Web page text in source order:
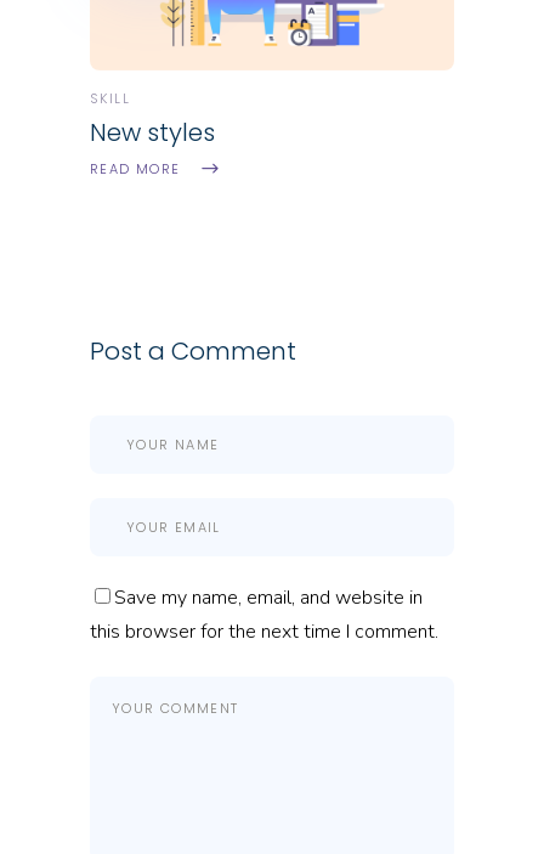
SKILL
New styles
READ MORE
Post a Comment
Save my name, email, and website in
this browser for the next time I comment.